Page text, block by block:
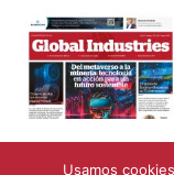
Usamos